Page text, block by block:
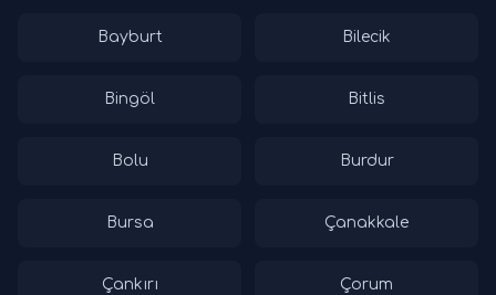
Bayburt Bilecik
Bingöl Bitlis
Bolu Burdur
Bursa Çanakkale
Çankırı Çorum